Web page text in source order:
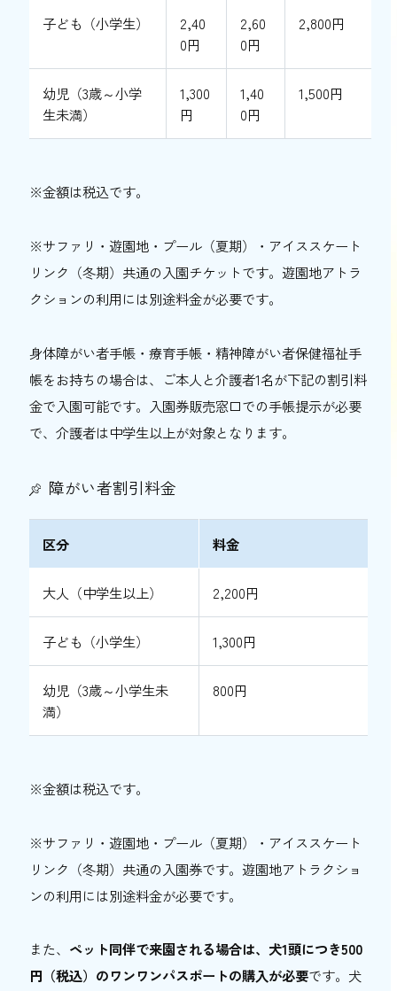
子ども（小学生）
2,40
0円
2,60
0円
2,800円
幼児（3歳～小学
生未満）
1,300
円
1,40
0円
1,500円
※金額は税込です。
※サファリ・遊園地・プール（夏期）・アイススケート
リンク（冬期）共通の入園チケットです。遊園地アトラ
クションの利用には別途料金が必要です。
身体障がい者手帳・療育手帳・精神障がい者保健福祉手
帳をお持ちの場合は、ご本人と介護者1名が下記の割引料
金で入園可能です。入園券販売窓口での手帳提示が必要
で、介護者は中学生以上が対象となります。
障がい者割引料金
区分 料金
大人（中学生以上） 2,200円
子ども（小学生） 1,300円
幼児（3歳～小学生未
満）
800円
※金額は税込です。
※サファリ・遊園地・プール（夏期）・アイススケート
リンク（冬期）共通の入園券です。遊園地アトラクショ
ンの利用には別途料金が必要です。
また、 ペット同伴で来園される場合は、犬1頭につき500
円（税込）のワンワンパスポートの購入が必要です。犬